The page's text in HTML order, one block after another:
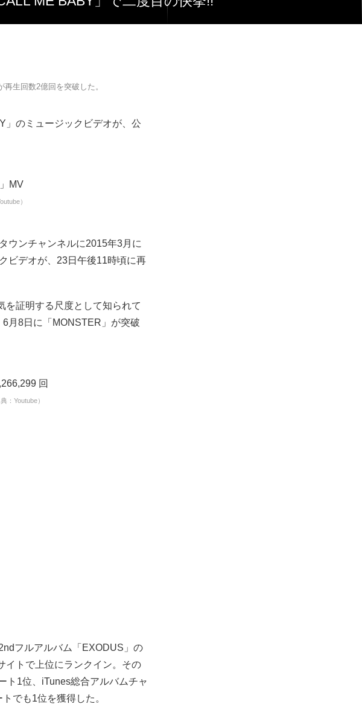
生回数2億回を突破した。
」のミュージックビデオが、公
）
ウンチャンネルに2015年3月に
ビデオが、23日午後11時頃に再
を証明する尺度として知られて
月8日に「MONSTER」が突破
：Youtube）
フルアルバム「EXODUS」の
イトで上位にランクイン。その
ト1位、iTunes総合アルバムチャ
でも1位を獲得した。